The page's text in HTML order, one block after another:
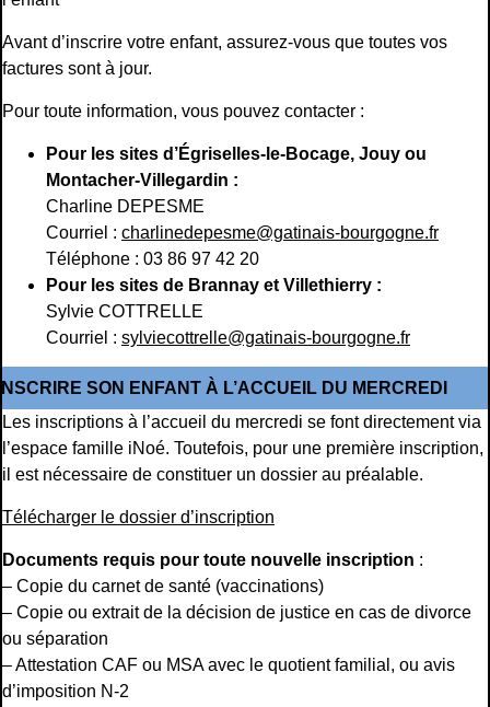
Avant d’inscrire votre enfant, assurez-vous que toutes vos
factures sont à jour.
Pour toute information, vous pouvez contacter :
Pour les sites d’Égriselles-le-Bocage, Jouy ou
Montacher-Villegardin :
Charline DEPESME
Courriel : charlinedepesme@gatinais-bourgogne.fr
Téléphone : 03 86 97 42 20
Pour les sites de Brannay et Villethierry :
Sylvie COTTRELLE
Courriel : sylviecottrelle@gatinais-bourgogne.fr
SON ENFANT À L’ACCUEIL DU MERCREDI
Les inscriptions à l’accueil du mercredi se font directement via
l’espace famille iNoé. Toutefois, pour une première inscription,
il est nécessaire de constituer un dossier au préalable.
Télécharger le dossier d’inscription
Documents requis pour toute nouvelle inscription :
– Copie du carnet de santé (vaccinations)
– Copie ou extrait de la décision de justice en cas de divorce
ou séparation
– Attestation CAF ou MSA avec le quotient familial, ou avis
d’imposition N-2